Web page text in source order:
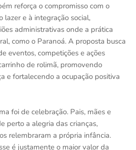
reforça o compromisso com o
lazer e à integração social,
administrativas onde a prática
como o Paranoá. A proposta busca
eventos, competições e ações
de rolimã, promovendo
e fortalecendo a ocupação positiva
foi de celebração. Pais, mães e
perto a alegria das crianças,
relembraram a própria infância.
é justamente o maior valor da